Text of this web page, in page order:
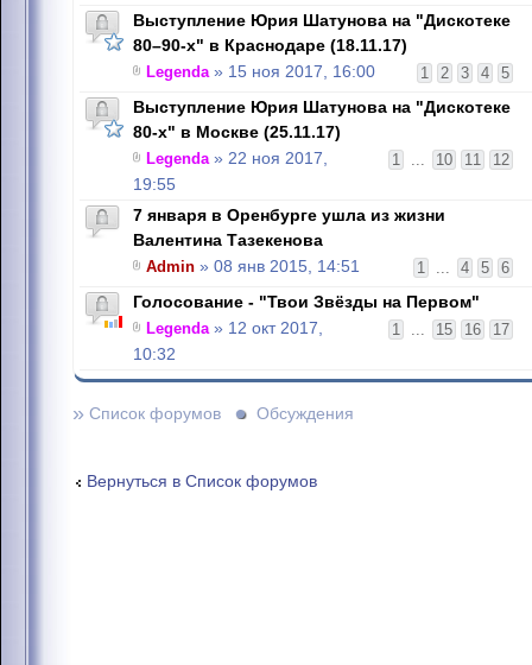
Выступление Юрия Шатунова на "Дискотеке
80–90-х" в Краснодаре (18.11.17)
1 2 3 4 5
Legenda» 15 ноя 2017, 16:00
Выступление Юрия Шатунова на "Дискотеке
80-х" в Москве (25.11.17)
1 ... 10 11 12
Legenda» 22 ноя 2017,
19:55
7 января в Оренбурге ушла из жизни
Валентина Тазекенова
1 ... 4 5 6
Admin » 08 янв 2015, 14:51
Голосование - "Твои Звёзды на Первом"
1 ... 15 16 17
Legenda» 12 окт 2017,
10:32
» Список форумов Обсуждения
Вернуться в Список форумов